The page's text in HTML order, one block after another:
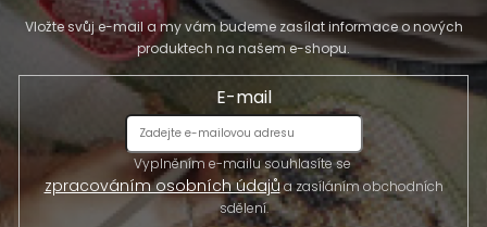
Vložte svůj e-mail a my vám budeme zasílat informace o nových
produktech na našem e-shopu.
E-mail
Vyplněním e-mailu souhlasíte se
zpracováním osobních údajůa zasíláním obchodních
sdělení.